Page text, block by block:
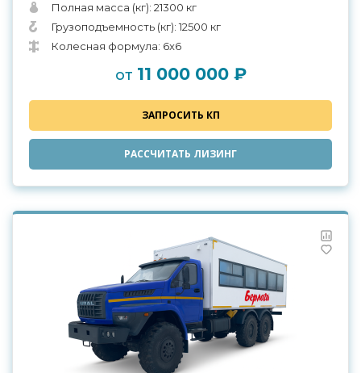
Полная масса (кг): 21300 кг
Грузоподъемность (кг): 12500 кг
Колесная формула: 6x6
от 11 000 000 ₽
ЗАПРОСИТЬ КП
РАССЧИТАТЬ ЛИЗИНГ